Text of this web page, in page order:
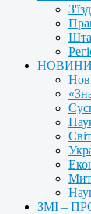
НОВИНИ
Світ
ЗМІ –